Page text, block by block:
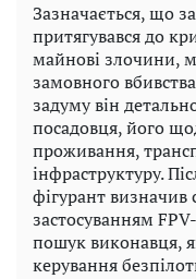
Зазначається, що
притягувався до
майнові злочини,
замовного
задуму він
посадовця, його
проживання,
інфраструктуру.
фігурант визначив
застосуванням
пошук виконавця,
керування